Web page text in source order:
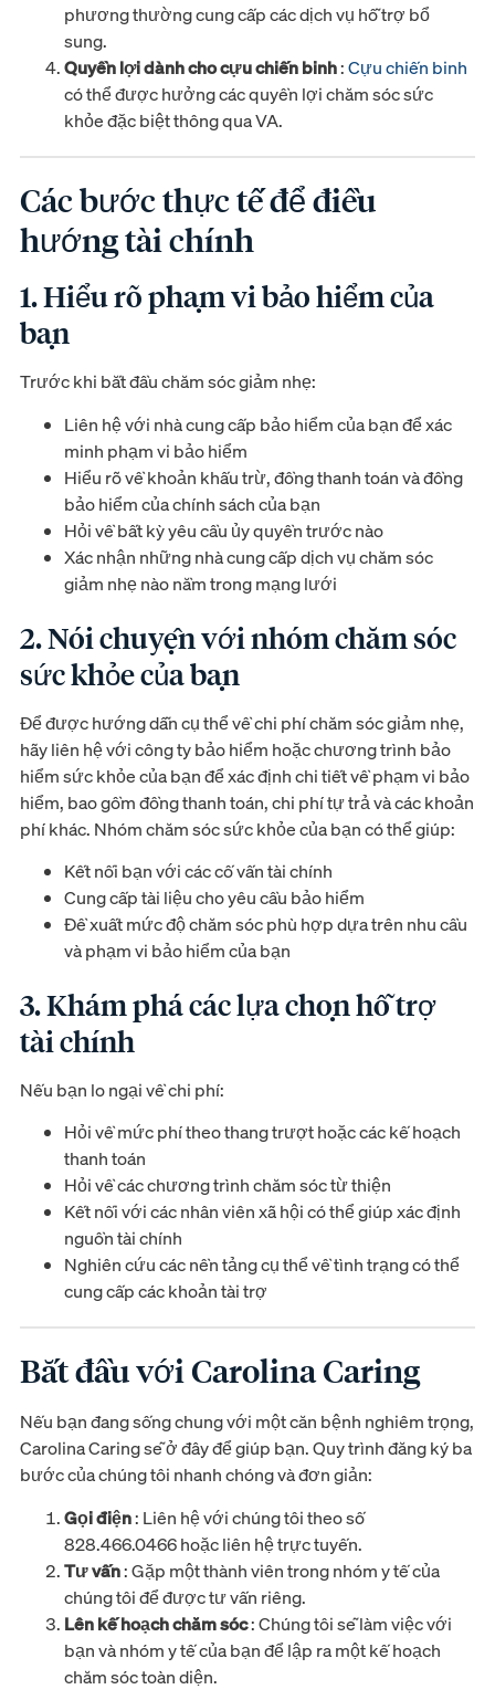
phương thường cung cấp các dịch vụ hỗ trợ bổ
sung.
Quyền lợi dành cho cựu chiến binh:Cựu chiến binh
có thể được hưởng các quyền lợi chăm sóc sức
khỏe đặc biệt thông qua VA.
Các bước thực tế để điều
hướng tài chính
1. Hiểu rõ phạm vi bảo hiểm của
bạn
Trước khi bắt đầu chăm sóc giảm nhẹ:
Liên hệ với nhà cung cấp bảo hiểm của bạn để xác
minh phạm vi bảo hiểm
Hiểu rõ về khoản khấu trừ, đồng thanh toán và đồng
bảo hiểm của chính sách của bạn
Hỏi về bất kỳ yêu cầu ủy quyền trước nào
Xác nhận những nhà cung cấp dịch vụ chăm sóc
giảm nhẹ nào nằm trong mạng lưới
2. Nói chuyện với nhóm chăm sóc
sức khỏe của bạn
Để được hướng dẫn cụ thể về chi phí chăm sóc giảm nhẹ,
hãy liên hệ với công ty bảo hiểm hoặc chương trình bảo
hiểm sức khỏe của bạn để xác định chi tiết về phạm vi bảo
hiểm, bao gồm đồng thanh toán, chi phí tự trả và các khoản
phí khác. Nhóm chăm sóc sức khỏe của bạn có thể giúp:
Kết nối bạn với các cố vấn tài chính
Cung cấp tài liệu cho yêu cầu bảo hiểm
Đề xuất mức độ chăm sóc phù hợp dựa trên nhu cầu
và phạm vi bảo hiểm của bạn
3. Khám phá các lựa chọn hỗ trợ
tài chính
Nếu bạn lo ngại về chi phí:
Hỏi về mức phí theo thang trượt hoặc các kế hoạch
thanh toán
Hỏi về các chương trình chăm sóc từ thiện
Kết nối với các nhân viên xã hội có thể giúp xác định
nguồn tài chính
Nghiên cứu các nền tảng cụ thể về tình trạng có thể
cung cấp các khoản tài trợ
Bắt đầu với Carolina Caring
Nếu bạn đang sống chung với một căn bệnh nghiêm trọng,
Carolina Caring sẽ ở đây để giúp bạn. Quy trình đăng ký ba
bước của chúng tôi nhanh chóng và đơn giản:
Gọi điện: Liên hệ với chúng tôi theo số
828.466.0466 hoặc liên hệ trực tuyến.
Tư vấn: Gặp một thành viên trong nhóm y tế của
chúng tôi để được tư vấn riêng.
Lên kế hoạch chăm sóc: Chúng tôi sẽ làm việc với
bạn và nhóm y tế của bạn để lập ra một kế hoạch
chăm sóc toàn diện.